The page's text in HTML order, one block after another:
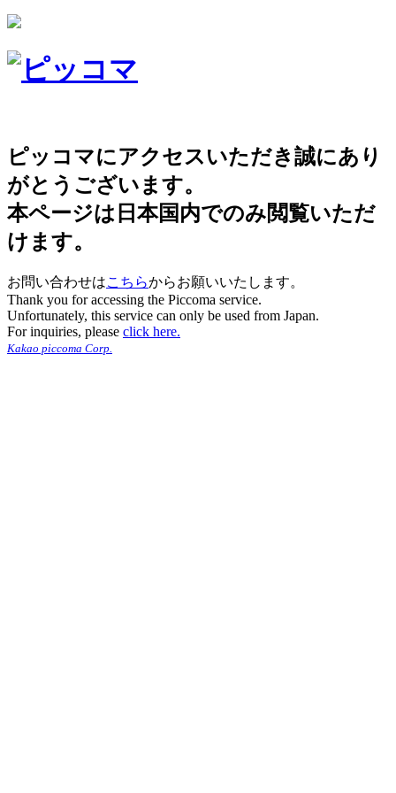
ピッコマにアクセスいただき誠にあり
がとうございます。
本ページは日本国内でのみ閲覧いただ
けます。
お問い合わせはこちらからお願いいたします。
Thank you for accessing the Piccoma service.
Unfortunately, this service can only be used from Japan.
For inquiries, please click here.
Kakao piccoma Corp.